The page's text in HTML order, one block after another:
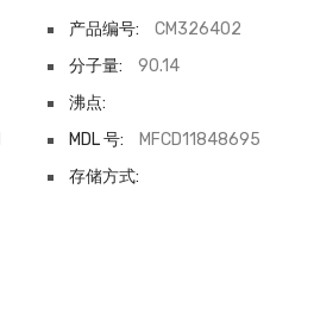
产品编号:
CM326402
分子量:
90.14
沸点:
MDL 号:
MFCD11848695
存储方式: